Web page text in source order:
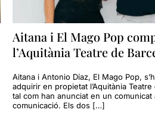
Aitana i El Mago Pop
l’Aquitània Teatre de
Aitana i Antonio Díaz, El Mago Pop,
adquirir en propietat l’Aquitània
tal com han anunciat en un comunicat
comunicació. Els dos […]